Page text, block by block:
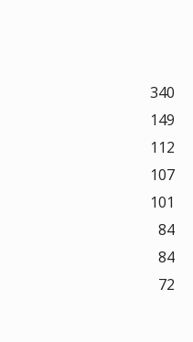
340
149
112
107
101
84
84
72